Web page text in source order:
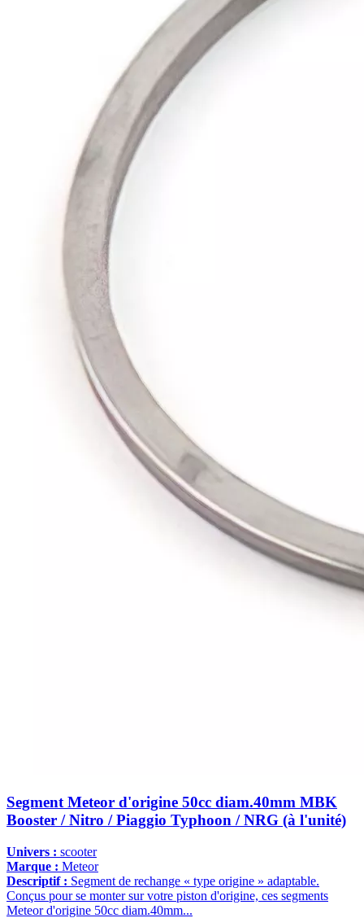
Segment Meteor d'origine 50cc diam.40mm MBK
Booster / Nitro / Piaggio Typhoon / NRG (à l'unité)
Univers : scooter
Marque : Meteor
Descriptif : Segment de rechange « type origine » adaptable.
Conçus pour se monter sur votre piston d'origine, ces segments
Meteor d'origine 50cc diam.40mm...